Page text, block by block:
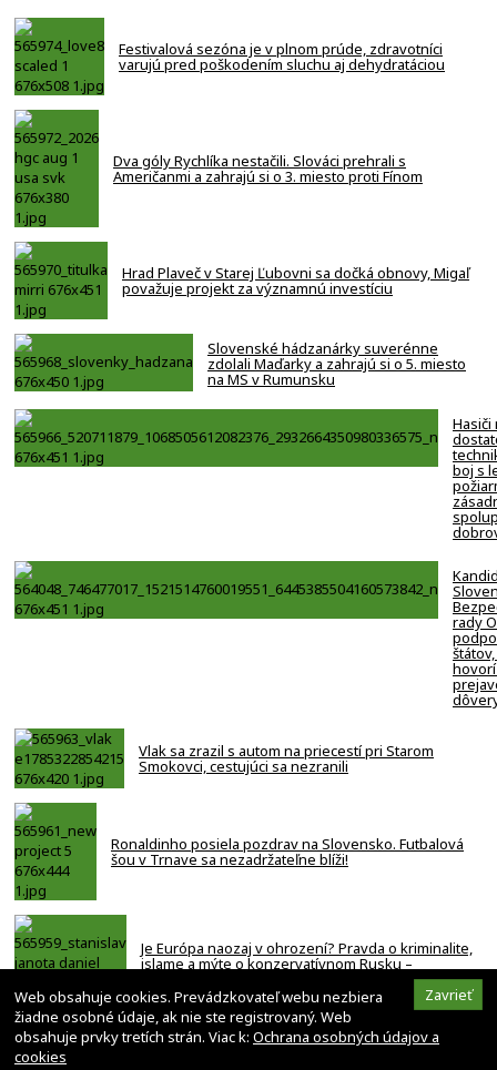
Festivalová sezóna je v plnom prúde, zdravotníci
varujú pred poškodením sluchu aj dehydratáciou
Dva góly Rychlíka nestačili. Slováci prehrali s
Američanmi a zahrajú si o 3. miesto proti Fínom
Hrad Plaveč v Starej Ľubovni sa dočká obnovy, Migaľ
považuje projekt za významnú investíciu
Slovenské hádzanárky suverénne
zdolali Maďarky a zahrajú si o 5. miesto
na MS v Rumunsku
Hasiči
boj s
rady
Vlak sa zrazil s autom na priecestí pri Starom
Smokovci, cestujúci sa nezranili
Ronaldinho posiela pozdrav na Slovensko. Futbalová
šou v Trnave sa nezadržateľne blíži!
Je Európa naozaj v ohrození? Pravda o kriminalite,
islame a mýte o konzervatívnom Rusku –
Zavrieť
Web obsahuje cookies. Prevádzkovateľ webu nezbiera
žiadne osobné údaje, ak nie ste registrovaný. Web
obsahuje prvky tretích strán. Viac k: Ochrana osobných údajov a
cookies